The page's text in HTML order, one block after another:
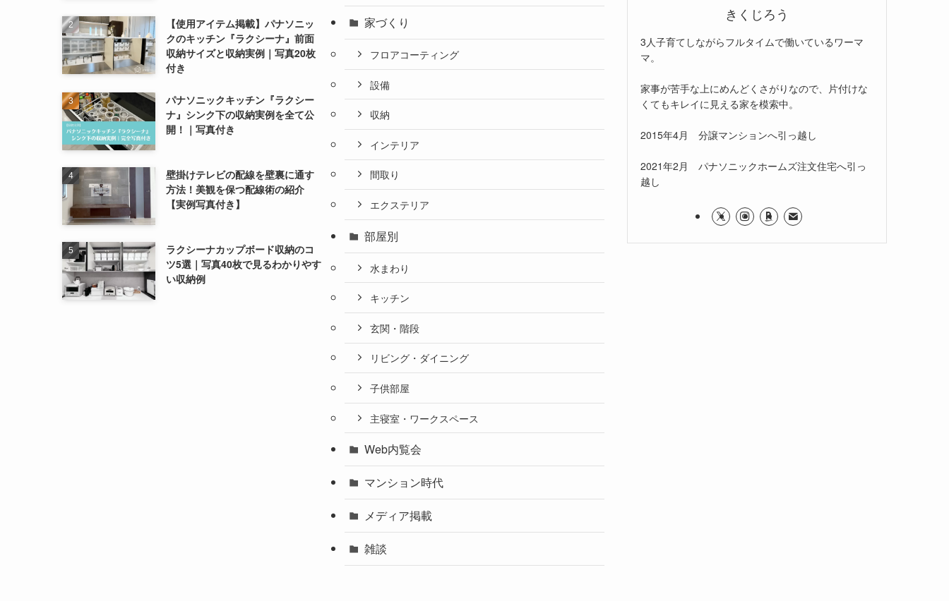
【使用アイテム掲載】パナソニッ
クのキッチン『ラクシーナ』前面
収納サイズと収納実例｜写真20枚
付き
パナソニックキッチン『ラクシー
ナ』シンク下の収納実例を全て公
開！｜写真付き
壁掛けテレビの配線を壁裏に通す
方法！美観を保つ配線術の紹介
【実例写真付き】
ラクシーナカップボード収納のコ
ツ5選｜写真40枚で見るわかりやす
い収納例
家づくり
フロアコーティング
設備
収納
インテリア
間取り
エクステリア
部屋別
水まわり
キッチン
玄関・階段
リビング・ダイニング
子供部屋
主寝室・ワークスペース
Web内覧会
マンション時代
メディア掲載
雑談
きくじろう
3人子育てしながらフルタイムで働いているワーマ
マ。
家事が苦手な上にめんどくさがりなので、片付けな
くてもキレイに見える家を模索中。
2015年4月 分譲マンションへ引っ越し
2021年2月 パナソニックホームズ注文住宅へ引っ
越し